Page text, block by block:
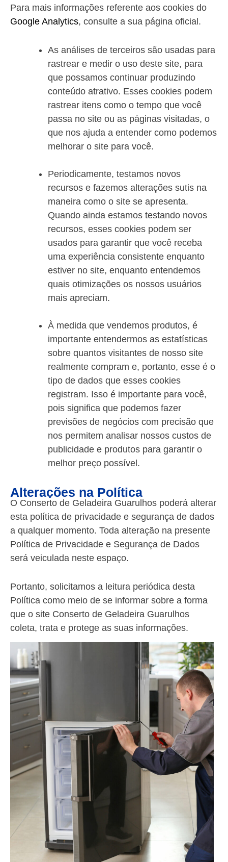
Para mais informações referente aos cookies do
Google Analytics, consulte a sua página oficial.
As análises de terceiros são usadas para
rastrear e medir o uso deste site, para
que possamos continuar produzindo
conteúdo atrativo. Esses cookies podem
rastrear itens como o tempo que você
passa no site ou as páginas visitadas, o
que nos ajuda a entender como podemos
melhorar o site para você.
Periodicamente, testamos novos
recursos e fazemos alterações sutis na
maneira como o site se apresenta.
Quando ainda estamos testando novos
recursos, esses cookies podem ser
usados para garantir que você receba
uma experiência consistente enquanto
estiver no site, enquanto entendemos
quais otimizações os nossos usuários
mais apreciam.
À medida que vendemos produtos, é
importante entendermos as estatísticas
sobre quantos visitantes de nosso site
realmente compram e, portanto, esse é o
tipo de dados que esses cookies
registram. Isso é importante para você,
pois significa que podemos fazer
previsões de negócios com precisão que
nos permitem analisar nossos custos de
publicidade e produtos para garantir o
melhor preço possível.
Alterações na Política
O Conserto de Geladeira Guarulhos poderá alterar
esta política de privacidade e segurança de dados
a qualquer momento. Toda alteração na presente
Política de Privacidade e Segurança de Dados
será veiculada neste espaço.
Portanto, solicitamos a leitura periódica desta
Política como meio de se informar sobre a forma
que o site Conserto de Geladeira Guarulhos
coleta, trata e protege as suas informações.